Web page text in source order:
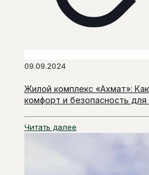
09.09.2024
Жилой комплекс «Ахмат»:
комфорт и безопасность для
Читать далее